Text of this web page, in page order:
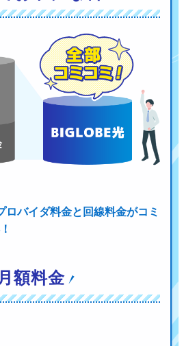
ロバイダ料金と回線料金がコミ
月額料金